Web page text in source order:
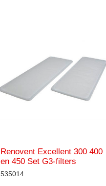
Renovent Excellent 300 400
en 450 Set G3-filters
535014